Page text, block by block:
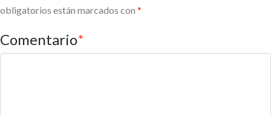
obligatorios están marcados con *
Comentario*